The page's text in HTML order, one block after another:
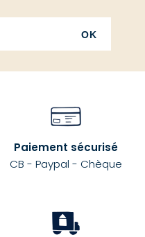
OK
Paiement sécurisé
CB - Paypal - Chèque